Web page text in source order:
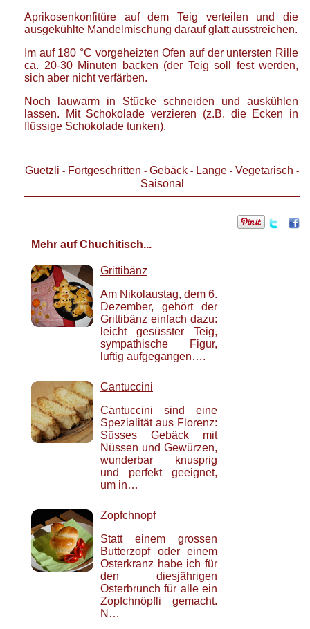
Aprikosenkonfitüre auf dem Teig verteilen und die
ausgekühlte Mandelmischung darauf glatt ausstreichen.
Im auf 180 °C vorgeheizten Ofen auf der untersten Rille
ca. 20-30 Minuten backen (der Teig soll fest werden,
sich aber nicht verfärben.
Noch lauwarm in Stücke schneiden und auskühlen
lassen. Mit Schokolade verzieren (z.B. die Ecken in
flüssige Schokolade tunken).
Guetzli - Fortgeschritten - Gebäck - Lange - Vegetarisch -
Saisonal
Mehr auf Chuchitisch...
Grittibänz
Am Nikolaustag, dem 6.
Dezember, gehört der
Grittibänz einfach dazu:
leicht gesüsster Teig,
sympathische Figur,
luftig aufgegangen….
Cantuccini
Cantuccini sind eine
Spezialität aus Florenz:
Süsses Gebäck mit
Nüssen und Gewürzen,
wunderbar knusprig
und perfekt geeignet,
um in…
Zopfchnopf
Statt einem grossen
Butterzopf oder einem
Osterkranz habe ich für
den diesjährigen
Osterbrunch für alle ein
Zopfchnöpfli gemacht.
N…